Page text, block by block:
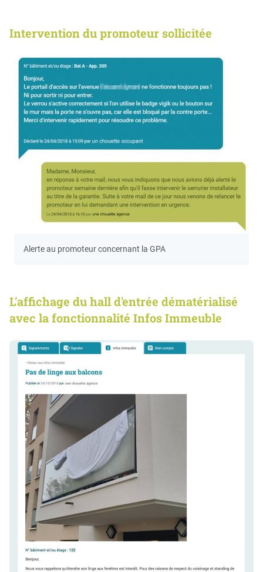
Intervention du promoteur sollicitée
Alerte au promoteur concernant la GPA
L'affichage du hall d'entrée dématérialisé
avec la fonctionnalité Infos Immeuble